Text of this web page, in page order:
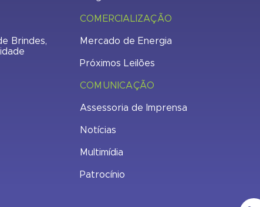
Brindes,
COMERCIALIZAÇÃO
Mercado de Energia
Próximos Leilões
COMUNICAÇÃO
Assessoria de Imprensa
Notícias
Multimídia
Patrocínio